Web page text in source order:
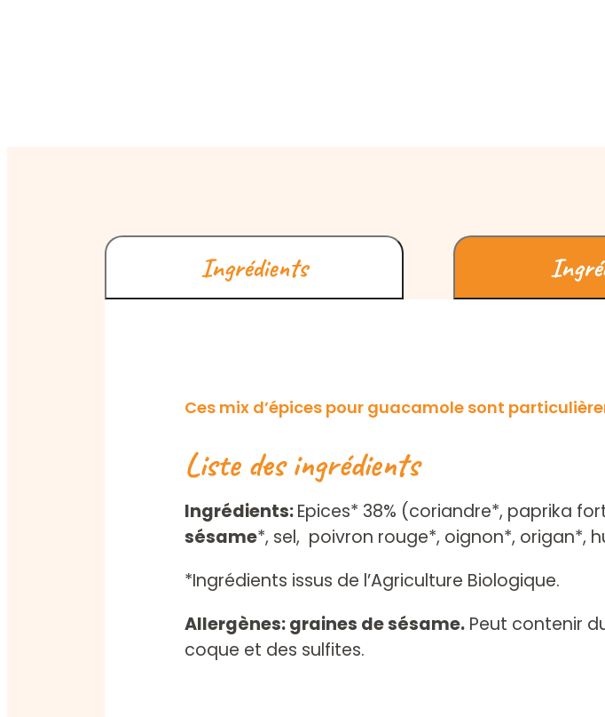
Ingrédients
Ces mix d’épices pour guacamole sont
Liste des ingrédients
Ingrédients:Epices* 38% (coriandre*, paprika
sésame*, sel, poivron rouge*, oignon*, origan*,
*Ingrédients issus de l’Agriculture Biologique.
Allergènes: graines de sésame. Peut contenir
coque et des sulfites.